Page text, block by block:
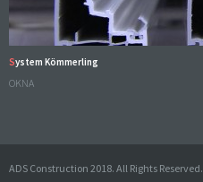
System Kömmerling
OKNA
ADS Construction 2018. All Rights Reserved.